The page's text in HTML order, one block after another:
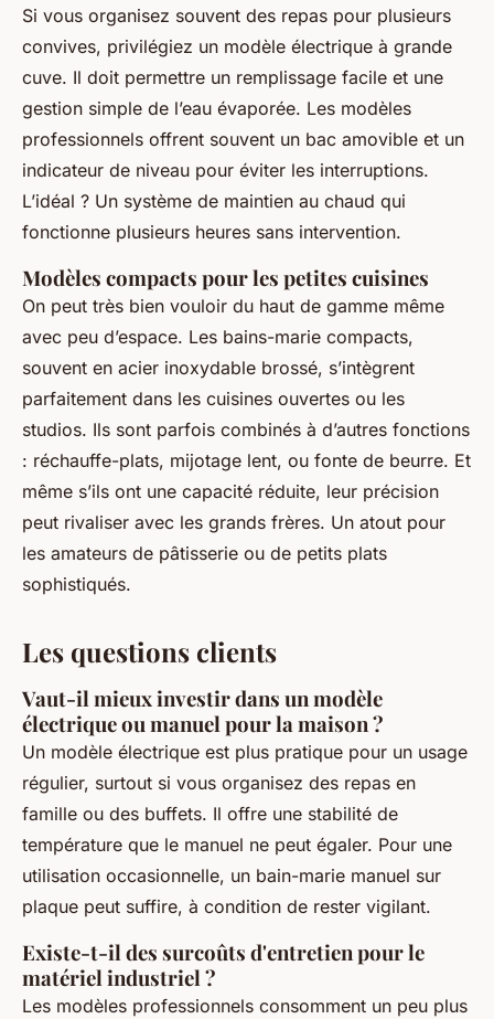
Si vous organisez souvent des repas pour plusieurs
convives, privilégiez un modèle électrique à grande
cuve. Il doit permettre un remplissage facile et une
gestion simple de l’eau évaporée. Les modèles
professionnels offrent souvent un bac amovible et un
indicateur de niveau pour éviter les interruptions.
L’idéal ? Un système de maintien au chaud qui
fonctionne plusieurs heures sans intervention.
Modèles compacts pour les petites cuisines
On peut très bien vouloir du haut de gamme même
avec peu d’espace. Les bains-marie compacts,
souvent en acier inoxydable brossé, s’intègrent
parfaitement dans les cuisines ouvertes ou les
studios. Ils sont parfois combinés à d’autres fonctions
: réchauffe-plats, mijotage lent, ou fonte de beurre. Et
même s’ils ont une capacité réduite, leur précision
peut rivaliser avec les grands frères. Un atout pour
les amateurs de pâtisserie ou de petits plats
sophistiqués.
Les questions clients
Vaut-il mieux investir dans un modèle
électrique ou manuel pour la maison ?
Un modèle électrique est plus pratique pour un usage
régulier, surtout si vous organisez des repas en
famille ou des buffets. Il offre une stabilité de
température que le manuel ne peut égaler. Pour une
utilisation occasionnelle, un bain-marie manuel sur
plaque peut suffire, à condition de rester vigilant.
Existe-t-il des surcoûts d'entretien pour le
matériel industriel ?
Les modèles professionnels consomment un peu plus